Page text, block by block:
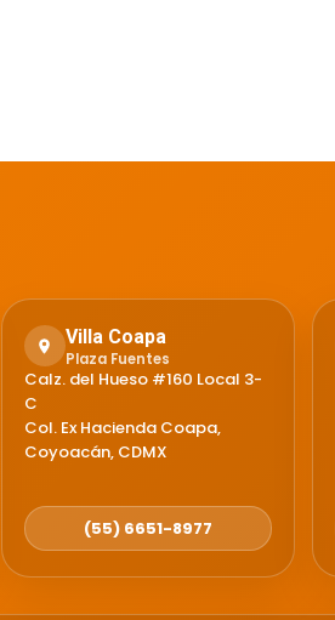
Villa Coapa
Plaza Fuentes
Calz. del Hueso #160 Local 3-
C
Col. Ex Hacienda Coapa,
Coyoacán, CDMX
(55) 6651-8977